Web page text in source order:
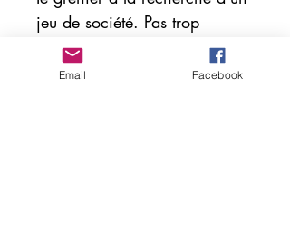
jeu de société. Pas trop
enthousiaste, il obéit et trouve
une étrange carte qui indique
Email Facebook